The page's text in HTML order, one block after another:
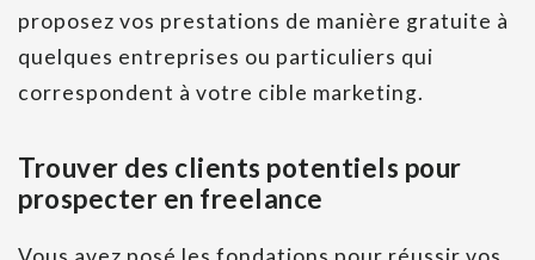
proposez vos prestations de manière gratuite à
quelques entreprises ou particuliers qui
correspondent à votre cible marketing.
Trouver des clients potentiels pour
prospecter en freelance